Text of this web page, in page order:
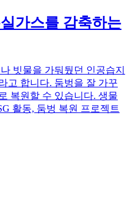
가스를 감축하는
빗물을 가둬뒀던 인공습지
고 합니다. 둠벙을 잘 가꾸
복원할 수 있습니다. 생물
활동, 둠벙 복원 프로젝트